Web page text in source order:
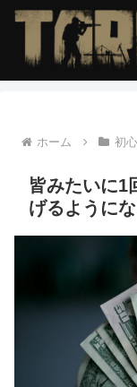
ホーム 初
皆みたいに1
げるように